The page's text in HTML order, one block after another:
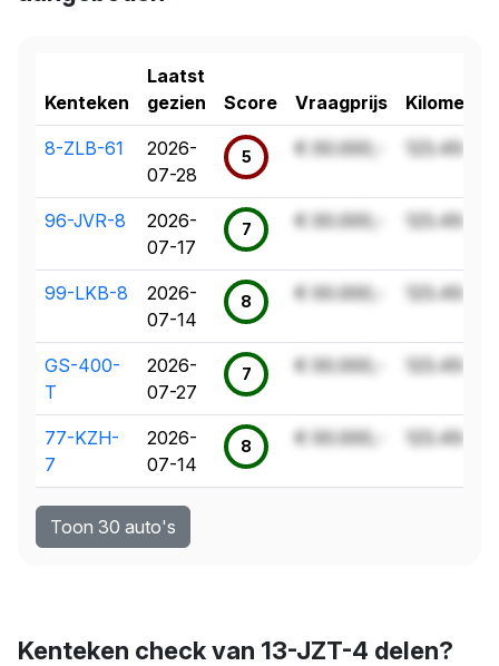
Kenteken
Laatst
gezien
Score Vraagprijs
8-ZLB-61
2026-
07-28
5 € 00.000,- 123.456 km
96-JVR-8
2026-
07-17
7 € 00.000,- 123.456 km
99-LKB-8
2026-
07-14
8 € 00.000,- 123.456 km
GS-400-
T
2026-
07-27
7 € 00.000,- 123.456 km
77-KZH-
7
2026-
07-14
8 € 00.000,- 123.456 km
Toon 30 auto's
Kenteken check van 13-JZT-4 delen?